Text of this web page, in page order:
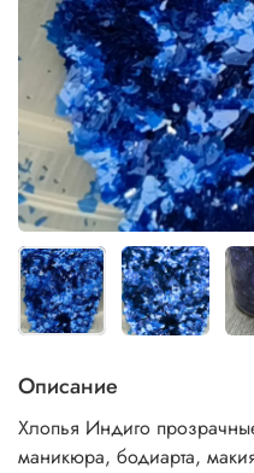
Описание
Хлопья Индиго
маникюра, бодиарта,